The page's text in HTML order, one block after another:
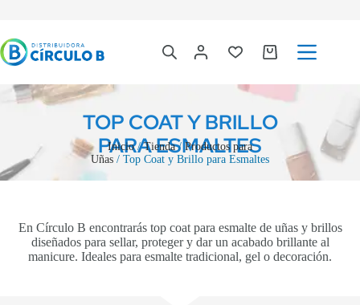
TOP COAT Y BRILLO
PARA ESMALTES
Inicio/Tienda/ Productos para
Uñas / Top Coat y Brillo para Esmaltes
En Círculo B encontrarás top coat para esmalte de uñas y brillos
diseñados para sellar, proteger y dar un acabado brillante al
manicure. Ideales para esmalte tradicional, gel o decoración.